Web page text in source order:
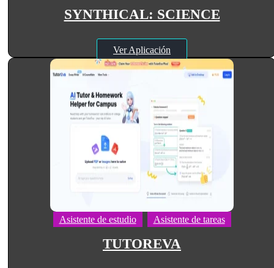
SYNTHICAL: SCIENCE
Ver Aplicación
Asistente de estudio Asistente de tareas
TUTOREVA